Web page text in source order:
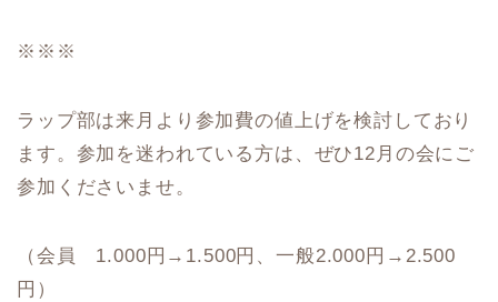
※※※
ラップ部は来月より参加費の値上げを検討しており
ます。参加を迷われている方は、ぜひ12月の会にご
参加くださいませ。
（会員 1.000円→1.500円、一般2.000円→2.500
円）